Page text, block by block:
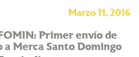
Marzo 11, 2016
Primer envío de
Merca Santo Domingo